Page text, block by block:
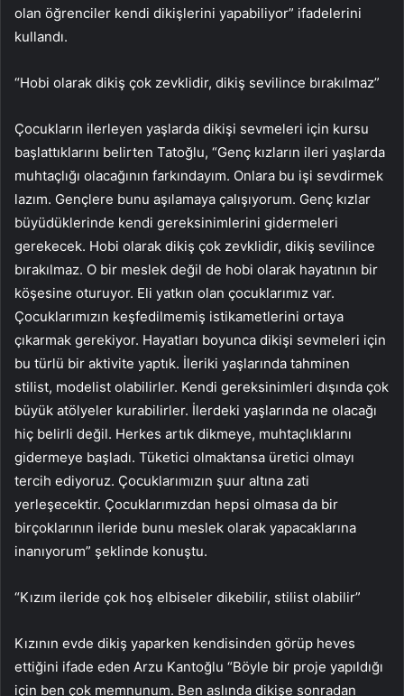
olan öğrenciler kendi dikişlerini yapabiliyor” ifadelerini
kullandı.
“Hobi olarak dikiş çok zevklidir, dikiş sevilince bırakılmaz”
Çocukların ilerleyen yaşlarda dikişi sevmeleri için kursu
başlattıklarını belirten Tatoğlu, “Genç kızların ileri yaşlarda
muhtaçlığı olacağının farkındayım. Onlara bu işi sevdirmek
lazım. Gençlere bunu aşılamaya çalışıyorum. Genç kızlar
büyüdüklerinde kendi gereksinimlerini gidermeleri
gerekecek. Hobi olarak dikiş çok zevklidir, dikiş sevilince
bırakılmaz. O bir meslek değil de hobi olarak hayatının bir
köşesine oturuyor. Eli yatkın olan çocuklarımız var.
Çocuklarımızın keşfedilmemiş istikametlerini ortaya
çıkarmak gerekiyor. Hayatları boyunca dikişi sevmeleri için
bu türlü bir aktivite yaptık. İleriki yaşlarında tahminen
stilist, modelist olabilirler. Kendi gereksinimleri dışında çok
büyük atölyeler kurabilirler. İlerdeki yaşlarında ne olacağı
hiç belirli değil. Herkes artık dikmeye, muhtaçlıklarını
gidermeye başladı. Tüketici olmaktansa üretici olmayı
tercih ediyoruz. Çocuklarımızın şuur altına zati
yerleşecektir. Çocuklarımızdan hepsi olmasa da bir
birçoklarının ileride bunu meslek olarak yapacaklarına
inanıyorum” şeklinde konuştu.
“Kızım ileride çok hoş elbiseler dikebilir, stilist olabilir”
Kızının evde dikiş yaparken kendisinden görüp heves
ettiğini ifade eden Arzu Kantoğlu “Böyle bir proje yapıldığı
için ben çok memnunum. Ben aslında dikişe sonradan